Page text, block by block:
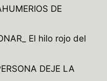
DE
El hilo rojo del
DEJE LA